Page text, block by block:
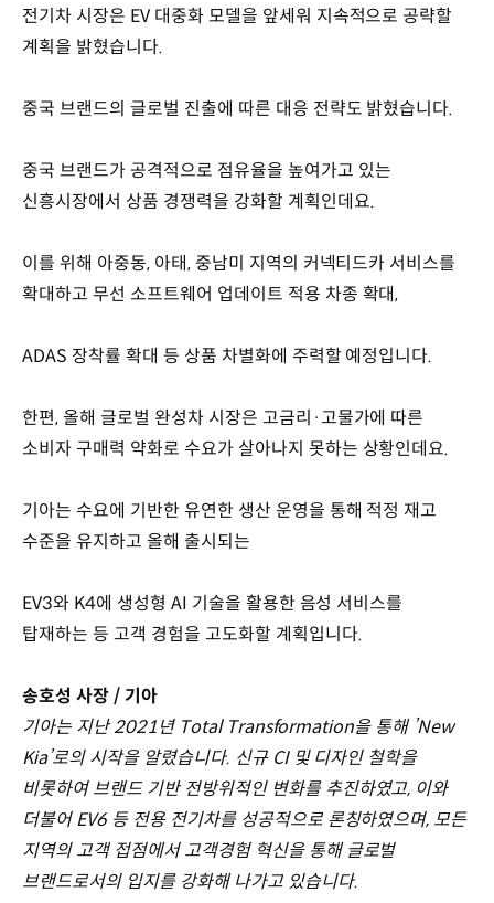
전기차 시장은 EV 대중화 모델을 앞세워 지속적으로 공략할
계획을 밝혔습니다.
중국 브랜드의 글로벌 진출에 따른 대응 전략도 밝혔습니다.
중국 브랜드가 공격적으로 점유율을 높여가고 있는
신흥시장에서 상품 경쟁력을 강화할 계획인데요.
이를 위해 아중동, 아태, 중남미 지역의 커넥티드카 서비스를
확대하고 무선 소프트웨어 업데이트 적용 차종 확대,
ADAS 장착률 확대 등 상품 차별화에 주력할 예정입니다.
한편, 올해 글로벌 완성차 시장은 고금리·고물가에 따른
소비자 구매력 약화로 수요가 살아나지 못하는 상황인데요.
기아는 수요에 기반한 유연한 생산 운영을 통해 적정 재고
수준을 유지하고 올해 출시되는
EV3와 K4에 생성형 AI 기술을 활용한 음성 서비스를
탑재하는 등 고객 경험을 고도화할 계획입니다.
송호성 사장 / 기아
기아는 지난 2021년 Total Transformation을 통해 ’New
Kia’로의 시작을 알렸습니다. 신규 CI 및 디자인 철학을
비롯하여 브랜드 기반 전방위적인 변화를 추진하였고, 이와
더불어 EV6 등 전용 전기차를 성공적으로 론칭하였으며, 모든
지역의 고객 접점에서 고객경험 혁신을 통해 글로벌
브랜드로서의 입지를 강화해 나가고 있습니다.